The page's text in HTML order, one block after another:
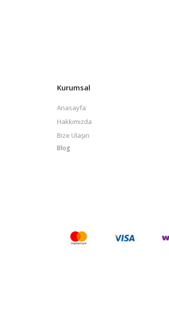
Kurumsal
Anasayfa
Hakkımızda
Bize Ulaşın
Blog